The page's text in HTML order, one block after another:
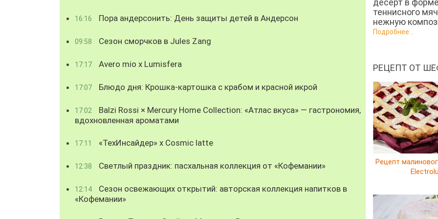
16:16 Пора андерсонить: День защиты детей в Андерсон
09:58 Сезон сморчков в Jules Zang
17:17 Avero mio x Lumisfera
17:07 Блюдо дня: Крошка-картошка с крабом и красной икрой
17:02
Balzi Rossi × Mercury Home Collection: «Атлас вкуса» — гастрономия,
вдохновленная ароматами
17:11 «ТехИнсайдер» х Cosmic latte
12:38 Светлый праздник: пасхальная коллекция от «Кофемании»
12:14
Сезон освежающих открытий: авторская коллекция напитков в
«Кофемании»
десерт в форме
теннисного
нежную
Подробнее...
РЕЦЕПТ ОТ
Рецепт